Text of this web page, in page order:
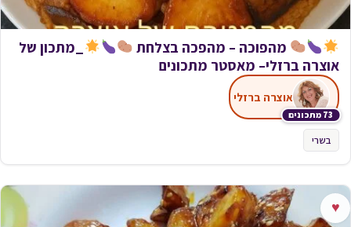
מהפוכה – מהפכה בצלחת
_מתכון של
אוצרה ברזלי– מאסטר מתכונים
73 מתכונים
אוצרה ברזלי
בשרי
♥